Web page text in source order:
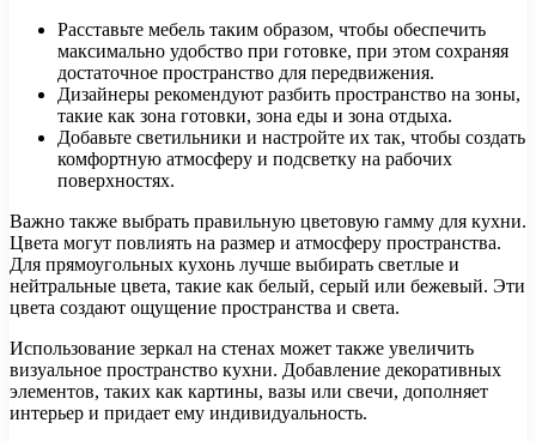
Расставьте мебель таким образом, чтобы обеспечить
максимально удобство при готовке, при этом сохраняя
достаточное пространство для передвижения.
Дизайнеры рекомендуют разбить пространство на зоны,
такие как зона готовки, зона еды и зона отдыха.
Добавьте светильники и настройте их так, чтобы создать
комфортную атмосферу и подсветку на рабочих
поверхностях.
Важно также выбрать правильную цветовую гамму для кухни.
Цвета могут повлиять на размер и атмосферу пространства.
Для прямоугольных кухонь лучше выбирать светлые и
нейтральные цвета, такие как белый, серый или бежевый. Эти
цвета создают ощущение пространства и света.
Использование зеркал на стенах может также увеличить
визуальное пространство кухни. Добавление декоративных
элементов, таких как картины, вазы или свечи, дополняет
интерьер и придает ему индивидуальность.